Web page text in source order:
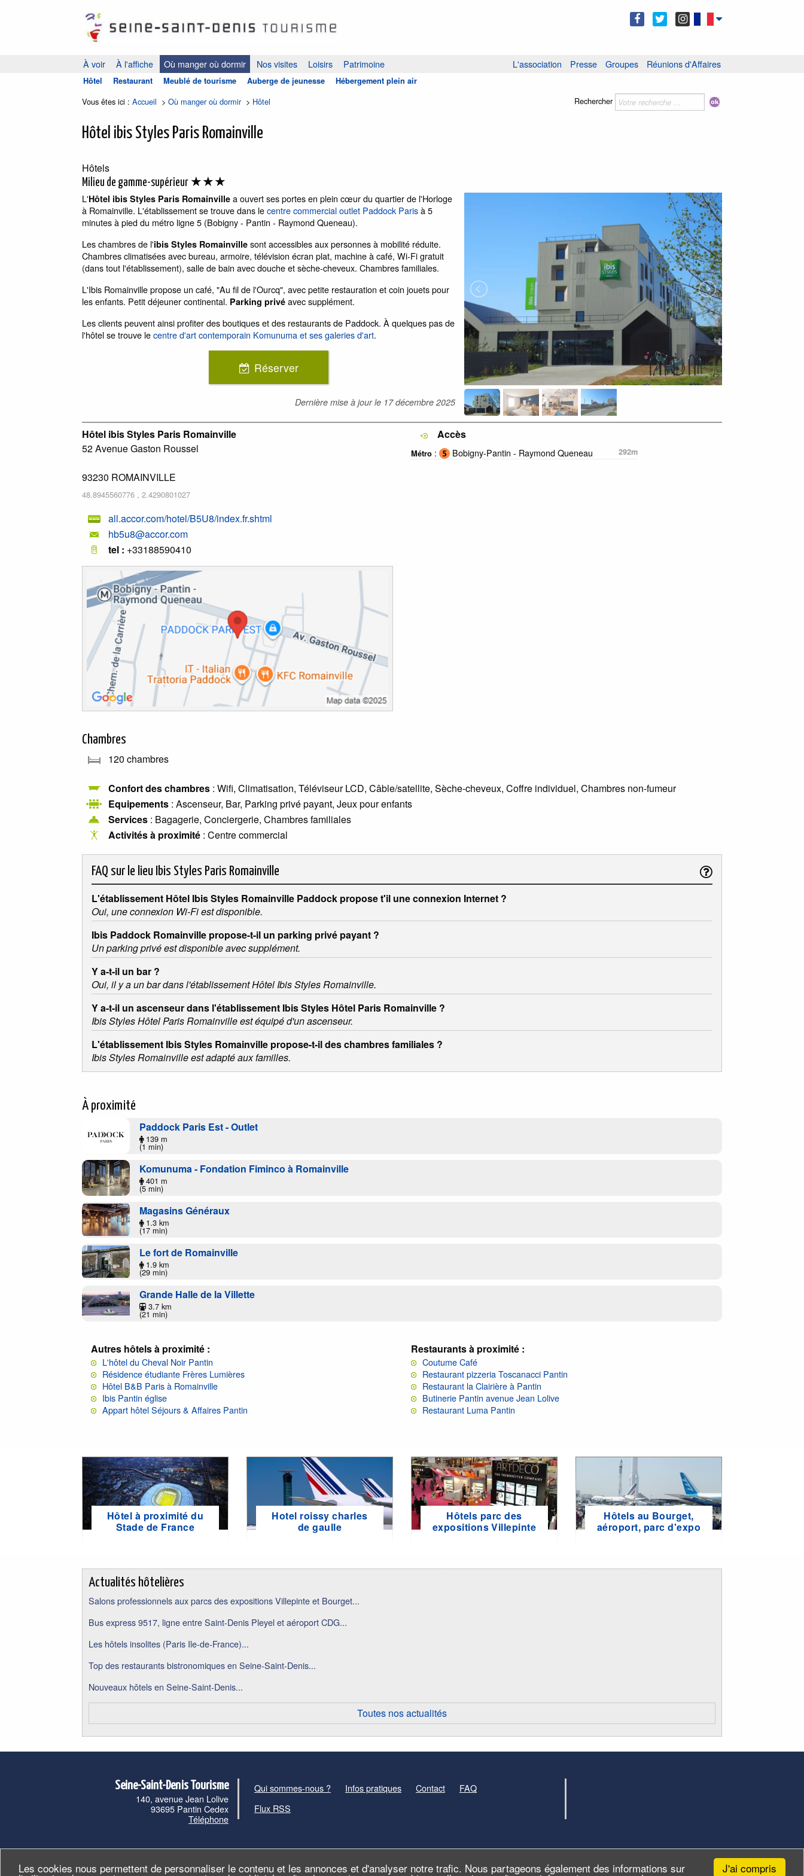
J'ai compris
Les cookies nous permettent de personnaliser le contenu et les annonces et d'analyser notre trafic. Nous partageons également des informations sur
À voir À l'affiche Où manger où dormir Nos visites Loisirs Patrimoine Réunions d'Affaires
Groupes
Presse
L'association
Hôtel Restaurant Meublé de tourisme Auberge de jeunesse Hébergement plein air
Vous êtes ici : Accueil > Où manger où dormir> Hôtel Rechercher
Hôtel ibis Styles Paris Romainville
Hôtels
Milieu de gamme-supérieur ★★★
L'Hôtel ibis Styles Paris Romainville a ouvert ses portes en plein cœur du quartier de l'Horloge
à Romainville. L'établissement se trouve dans lecentre commercial outlet Paddock Parisà 5
minutes à pied du métro ligne 5 (Bobigny - Pantin - Raymond Queneau).
Les chambres de l'ibis Styles Romainville sont accessibles aux personnes à mobilité réduite.
Chambres climatisées avec bureau, armoire, télévision écran plat, machine à café, Wi-Fi gratuit
(dans tout l'établissement), salle de bain avec douche et sèche-cheveux. Chambres familiales.
L'Ibis Romainville propose un café, "Au fil de l'Ourcq", avec petite restauration et coin jouets pour
les enfants. Petit déjeuner continental. Parking privé avec supplément.
Les clients peuvent ainsi profiter des boutiques et des restaurants de Paddock. À quelques pas de
l'hôtel se trouve lecentre d'art contemporain Komunuma et ses galeries d'art.
Réserver
Dernière mise à jour le 17 décembre 2025
Hôtel ibis Styles Paris Romainville
52 Avenue Gaston Roussel
93230 ROMAINVILLE
48.8945560776 , 2.4290801027
all.accor.com/hotel/B5U8/index.fr.shtml
hb5u8@accor.com
tel : +33188590410
Accès
Métro : Bobigny-Pantin - Raymond Queneau 292m
Chambres
120 chambres
Confort des chambres : Wifi, Climatisation, Téléviseur LCD, Câble/satellite, Sèche-cheveux, Coffre individuel, Chambres non-fumeur
Equipements : Ascenseur, Bar, Parking privé payant, Jeux pour enfants
Services : Bagagerie, Conciergerie, Chambres familiales
Activités à proximité : Centre commercial
FAQ sur le lieu Ibis Styles Paris Romainville
L'établissement Hôtel Ibis Styles Romainville Paddock propose t'il une connexion Internet ?
Oui, une connexion Wi-Fi est disponible.
Ibis Paddock Romainville propose-t-il un parking privé payant ?
Un parking privé est disponible avec supplément.
Y a-t-il un bar ?
Oui, il y a un bar dans l'établissement Hôtel Ibis Styles Romainville.
Y a-t-il un ascenseur dans l'établissement Ibis Styles Hôtel Paris Romainville ?
Ibis Styles Hôtel Paris Romainville est équipé d'un ascenseur.
L'établissement Ibis Styles Romainville propose-t-il des chambres familiales ?
Ibis Styles Romainville est adapté aux familles.
À proximité
Paddock Paris Est - Outlet
139 m
(1 min)
Komunuma - Fondation Fiminco à Romainville
401 m
(5 min)
Magasins Généraux
1.3 km
(17 min)
Le fort de Romainville
1.9 km
(29 min)
Grande Halle de la Villette
3.7 km
(21 min)
Autres hôtels à proximité :
L'hôtel du Cheval Noir Pantin
Résidence étudiante Frères Lumières
Hôtel B&B Paris à Romainville
Ibis Pantin église
Appart hôtel Séjours & Affaires Pantin
Restaurants à proximité :
Coutume Café
Restaurant pizzeria Toscanacci Pantin
Restaurant la Clairière à Pantin
Butinerie Pantin avenue Jean Lolive
Restaurant Luma Pantin
Hôtel à proximité du
Stade de France
Hotel roissy charles
de gaulle
Hôtels parc des
expositions Villepinte
Hôtels au Bourget,
aéroport, parc d'expo
Actualités hôtelières
Salons professionnels aux parcs des expositions Villepinte et Bourget...
Bus express 9517, ligne entre Saint-Denis Pleyel et aéroport CDG...
Les hôtels insolites (Paris Ile-de-France)...
Top des restaurants bistronomiques en Seine-Saint-Denis...
Nouveaux hôtels en Seine-Saint-Denis...
Toutes nos actualités
Seine-Saint-Denis Tourisme
140, avenue Jean Lolive
93695 Pantin Cedex
Téléphone
Qui sommes-nous ? Infos pratiques Contact
FAQ
Flux RSS